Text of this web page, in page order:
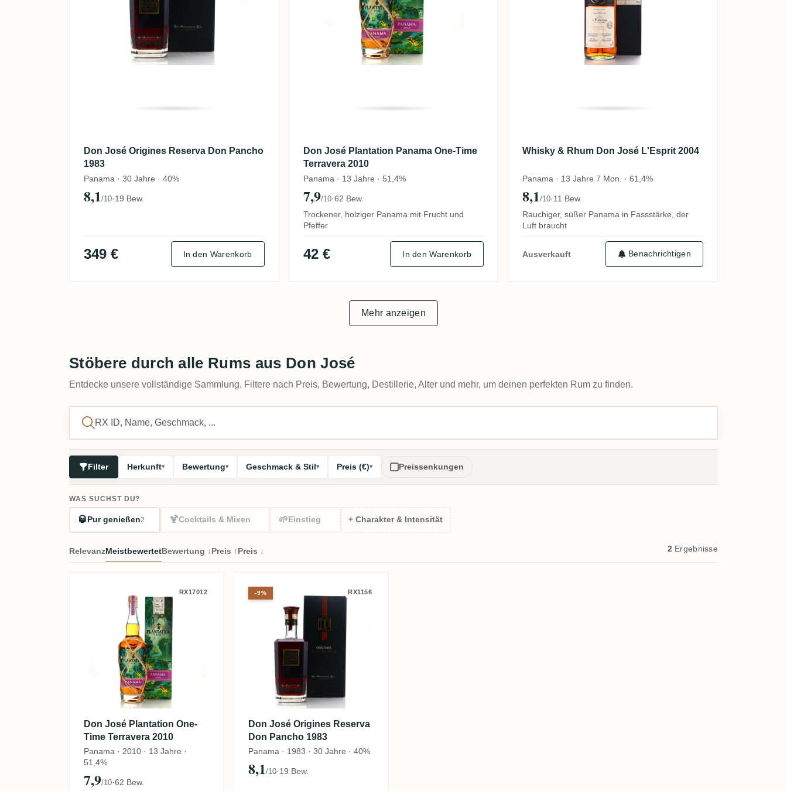
Don José Origines Reserva Don Pancho
1983
Panama · 30 Jahre · 40%
8,1/10·19 Bew.
349 € In den Warenkorb
Don José Plantation Panama One-Time
Terravera 2010
Panama · 13 Jahre · 51,4%
7,9/10·62 Bew.
Trockener, holziger Panama mit Frucht und
Pfeffer
42 € In den Warenkorb
Whisky & Rhum Don José L'Esprit 2004
Panama · 13 Jahre 7 Mon. · 61,4%
8,1/10·11 Bew.
Rauchiger, süßer Panama in Fassstärke, der
Luft braucht
Ausverkauft Benachrichtigen
Mehr anzeigen
Stöbere durch alle Rums aus Don José
Entdecke unsere vollständige Sammlung. Filtere nach Preis, Bewertung, Destillerie, Alter und mehr, um deinen perfekten Rum zu finden.
Filter Herkunft Bewertung Geschmack & Stil Preis (€) Preissenkungen
WAS SUCHST DU?
🥃 Pur genießen2 🍹Cocktails & Mixen 🌱Einstieg + Charakter & Intensität
RelevanzMeistbewertetBewertung ↓Preis ↑Preis ↓ 2 Ergebnisse
Don José Plantation One-Time Terravera 2010
RX17012
Don José Plantation One-
Time Terravera 2010
Panama · 2010 · 13 Jahre ·
51,4%
7,9/10·62 Bew.
Don José Origines Reserva Don Pancho 1983
RX1156
Don José Origines Reserva
Don Pancho 1983
Panama · 1983 · 30 Jahre · 40%
8,1/10·19 Bew.
-9%